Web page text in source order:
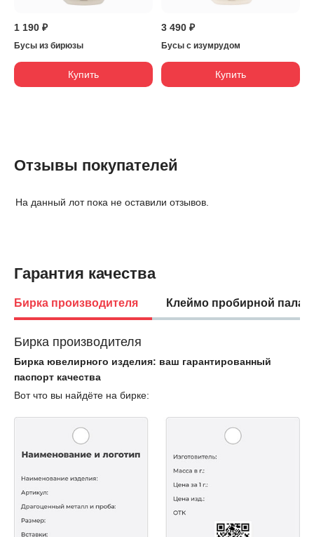
1 190 ₽
Бусы из бирюзы
Купить
3 490 ₽
Бусы с изумрудом
Купить
Отзывы покупателей
На данный лот пока не оставили отзывов.
Гарантия качества
Бирка производителя Клеймо пробирной
Бирка производителя
Бирка ювелирного изделия: ваш гарантированный
паспорт качества
Вот что вы найдёте на бирке: